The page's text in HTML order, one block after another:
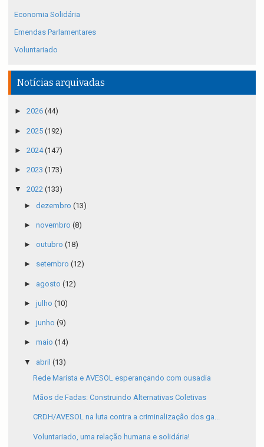
Economia Solidária
Emendas Parlamentares
Voluntariado
Notícias arquivadas
► 2026 (44)
► 2025 (192)
► 2024(147)
► 2023 (173)
▼ 2022 (133)
► dezembro (13)
► novembro (8)
► outubro (18)
► setembro (12)
► agosto (12)
► julho (10)
► junho (9)
► maio (14)
▼ abril (13)
Rede Marista e AVESOL esperançando com ousadia
Mãos de Fadas: Construindo Alternativas Coletivas
CRDH/AVESOL na luta contra a criminalização dos ga...
Voluntariado, uma relação humana e solidária!